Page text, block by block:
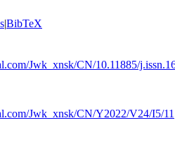
|BibTeX
Jwk_xnsk/CN/10.11885/
Jwk_xnsk/CN/Y2022/V24/I5/11